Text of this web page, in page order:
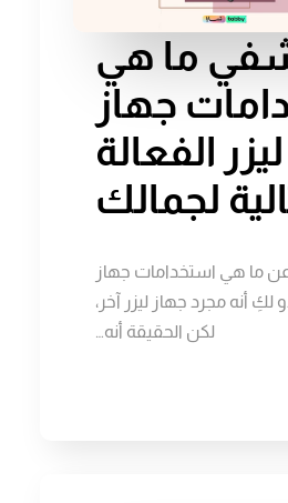
ما هي
جهاز
الفعالة
لجمالك
ما هي استخدامات جهاز
لكِ أنه مجرد جهاز ليزر آخر،
لكن الحقيقة أنه…